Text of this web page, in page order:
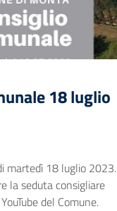
18 luglio
martedì 18 luglio 2023.
la seduta consigliare
del Comune.